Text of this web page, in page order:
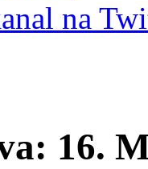
na
16.